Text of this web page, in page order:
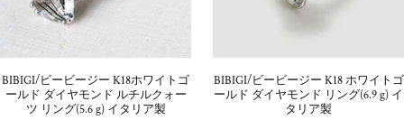
BIBIGI/ビービージー K18ホワイトゴ
ールド ダイヤモンド ルチルクォー
ツ リング(5.6 g) イタリア製
BIBIGI/ビービージー K18 ホワイトゴ
ールド ダイヤモンド リング(6.9 g) イ
タリア製